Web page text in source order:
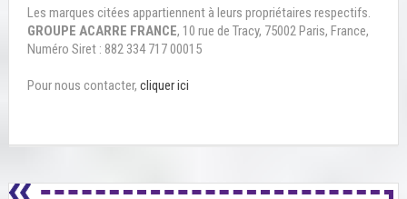
Les marques citées appartiennent à leurs propriétaires respectifs.
GROUPE ACARRE FRANCE, 10 rue de Tracy, 75002 Paris, France,
Numéro Siret : 882 334 717 00015
Pour nous contacter, cliquer ici